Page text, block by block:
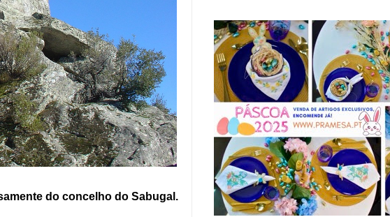
do concelho do Sabugal.